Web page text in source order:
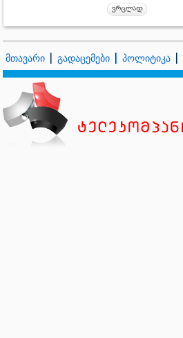
მთავარი გადაცემები პოლიტიკა